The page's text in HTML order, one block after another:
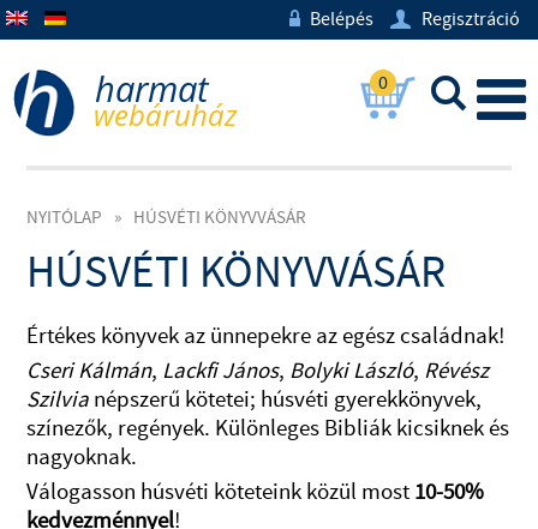
w Belépés U Regisztráció
0 L
NYITÓLAP » HÚSVÉTI KÖNYVVÁSÁR
HÚSVÉTI KÖNYVVÁSÁR
Értékes könyvek az ünnepekre az egész családnak!
Cseri Kálmán, Lackfi János, Bolyki László, Révész
Szilvia népszerű kötetei; húsvéti gyerekkönyvek,
színezők, regények. Különleges Bibliák kicsiknek és
nagyoknak.
Válogasson húsvéti köteteink közül most 10-50%
kedvezménnyel!